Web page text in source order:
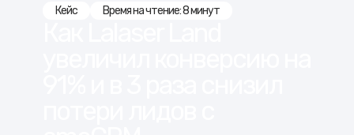
Кейс Время на чтение: 8 минут